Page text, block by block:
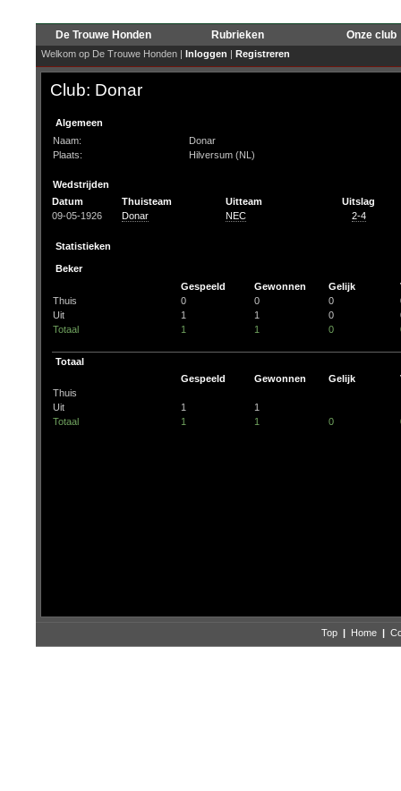
De Trouwe Honden Rubrieken Onze club
Welkom op De Trouwe Honden | Inloggen | Registreren
Club: Donar
Algemeen
Naam:
Donar
Plaats:
Hilversum (NL)
Wedstrijden
Datum
Thuisteam Uitteam
Uitslag
09-05-1926
Donar NEC 2-4
Statistieken
Beker
Gespeeld
Gewonnen Gelijk
Thuis
0 0 0
Uit
1 1 0
Totaal
1 1 0
Totaal
Gespeeld
Gewonnen Gelijk
Thuis
Uit
1
1
Totaal
1 1 0
Top | Home |